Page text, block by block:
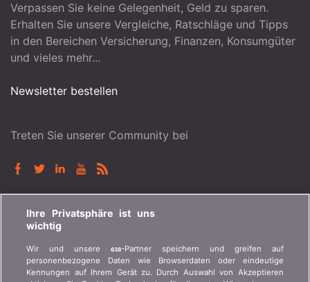
Verpassen Sie keine Gelegenheit, Geld zu sparen.
Erhalten Sie unsere Vergleiche, Ratschläge und Tipps
in den Bereichen Versicherung, Finanzen, Konsumgüter
und vieles mehr...
Newsletter bestellen
Treten Sie unserer Community bei
BONUS.CH
Wer ist bonus.ch? Wie funktionieren die Vergleiche?
Presseanfragen, Partnerschaften, Werbung...
Ihre Privatsphäre ist uns
wichtig
Wir und unsere638-Partner speichern und greifen auf
personenbezogene Daten wie Browserdaten oder eindeutige
Kennungen auf Ihrem Gerät zu. Durch Auswahl von Akzeptieren